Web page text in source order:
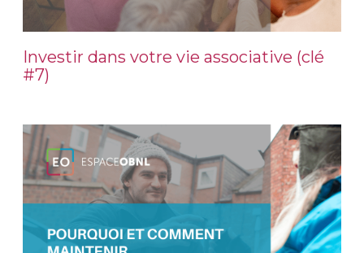
Investir dans votre vie associative (clé
#7)